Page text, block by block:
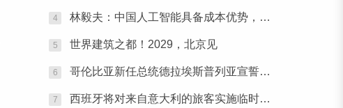
4 林毅夫：中国人工智能具备成本优势，对中国与美国竞争有信心
5 世界建筑之都！2029，北京见
6 哥伦比亚新任总统德拉埃斯普列亚宣誓就职
7 西班牙将对来自意大利的旅客实施临时边境检查